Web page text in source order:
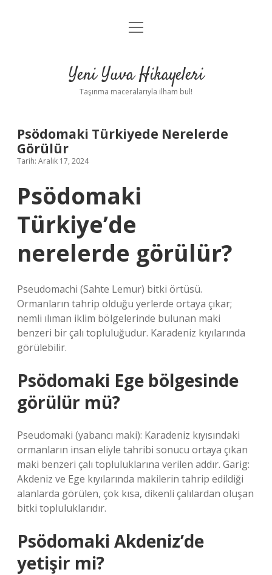
Anasayfa
Yasal Uyarı
menüyü
Yeni Yuva Hikayeleri
Taşınma maceralarıyla ilham bul!
Psödomaki Türkiyede Nerelerde
Görülür
Tarih: Aralık 17, 2024
Psödomaki
Türkiye’de
nerelerde görülür?
Pseudomachi (Sahte Lemur) bitki örtüsü.
Ormanların tahrip olduğu yerlerde ortaya çıkar;
nemli ılıman iklim bölgelerinde bulunan maki
benzeri bir çalı topluluğudur. Karadeniz kıyılarında
görülebilir.
Psödomaki Ege bölgesinde
görülür mü?
Pseudomaki (yabancı maki): Karadeniz kıyısındaki
ormanların insan eliyle tahribi sonucu ortaya çıkan
maki benzeri çalı topluluklarına verilen addır. Garig:
Akdeniz ve Ege kıyılarında makilerin tahrip edildiği
alanlarda görülen, çok kısa, dikenli çalılardan oluşan
bitki topluluklarıdır.
Psödomaki Akdeniz’de
yetişir mi?